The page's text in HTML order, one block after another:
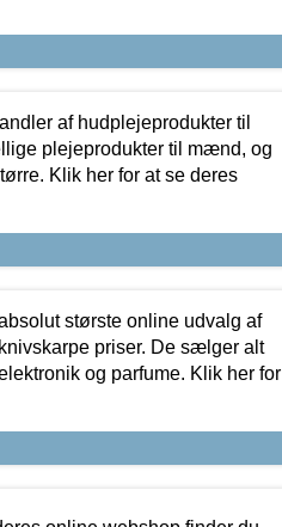
af hudplejeprodukter til
plejeprodukter til mænd, og
Klik her for at se deres
største online udvalg af
priser. De sælger alt
og parfume. Klik her for